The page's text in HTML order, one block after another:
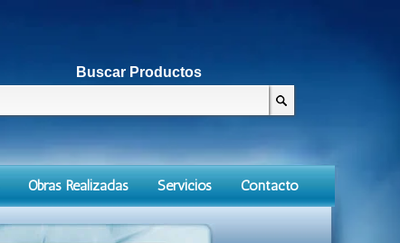
Buscar Productos
Obras Realizadas Servicios Contacto